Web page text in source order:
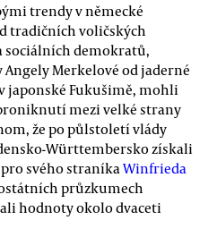
trendy v německé
tradičních voličských
demokratů,
Merkelové od jaderné
japonské Fukušimě, mohli
mezi velké strany
že po půlstoletí vlády
Württembersko získali
svého straníka Winfrieda
průzkumech
hodnoty okolo dvaceti